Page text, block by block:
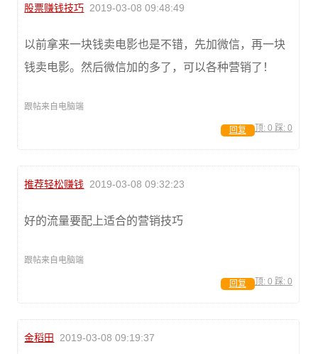
股票赚钱技巧 2019-03-08 09:48:49
以前拿来一块钱卖电影也是不错，先加微信，再一块
钱卖电影。然后微信加的多了，可以各种营销了！
跟帖来自电脑端
顶: 0 踩: 0
回复
推荐轻松赚钱 2019-03-08 09:32:23
好的流量要配上适合的营销技巧
跟帖来自电脑端
顶: 0 踩: 0
回复
金稻田 2019-03-08 09:19:37